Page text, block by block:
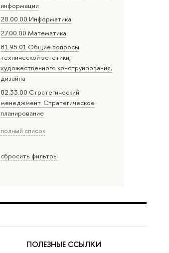
информации
20.00.00 Информатика
27.00.00 Математика
81.95.01 Общие вопросы
технической эстетики,
художественного конструирования,
дизайна
82.33.00 Стратегический
менеджмент. Стратегическое
планирование
полный список
сбросить фильтры
ПОЛЕЗНЫЕ ССЫЛКИ